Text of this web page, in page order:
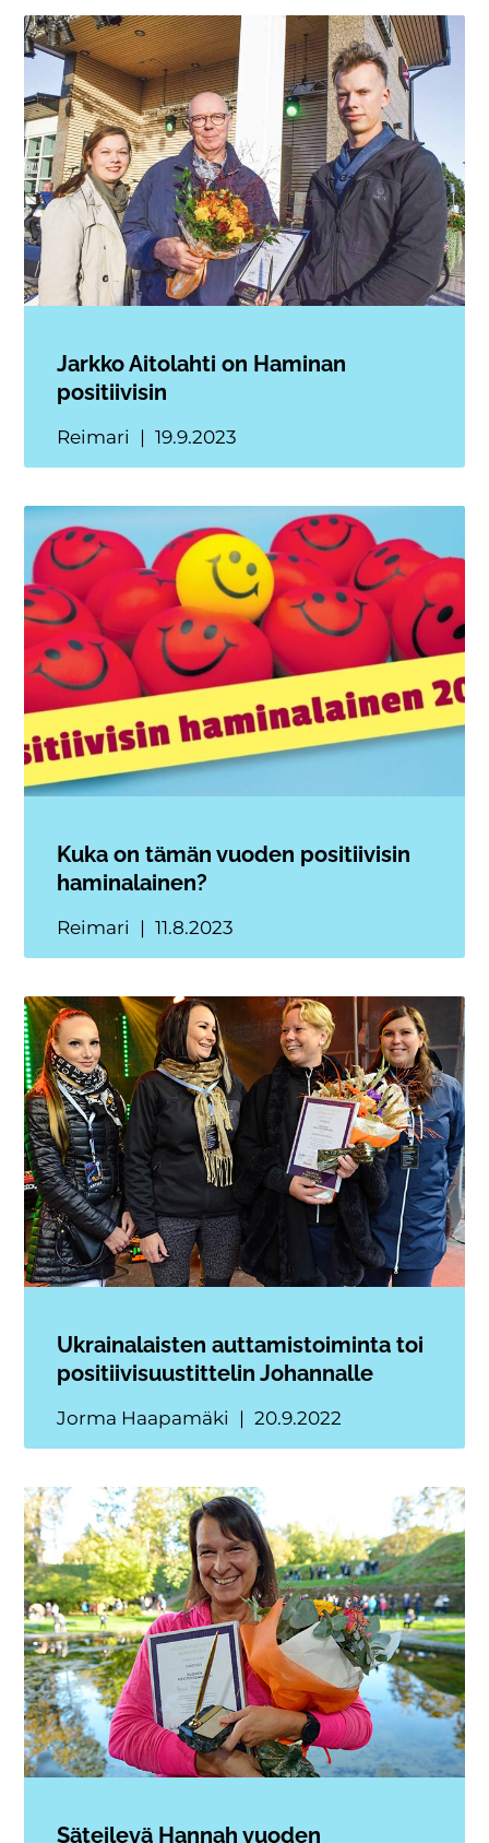
Jarkko Aitolahti on Haminan
positiivisin
Reimari 19.9.2023
Kuka on tämän vuoden positiivisin
haminalainen?
Reimari 11.8.2023
Ukrainalaisten auttamistoiminta toi
positiivisuustittelin Johannalle
Jorma Haapamäki 20.9.2022
Säteilevä Hannah vuoden